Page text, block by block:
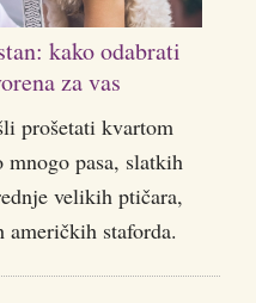
kako odabrati
za vas
prošetati kvartom
mnogo pasa, slatkih
velikih ptičara,
staforda.